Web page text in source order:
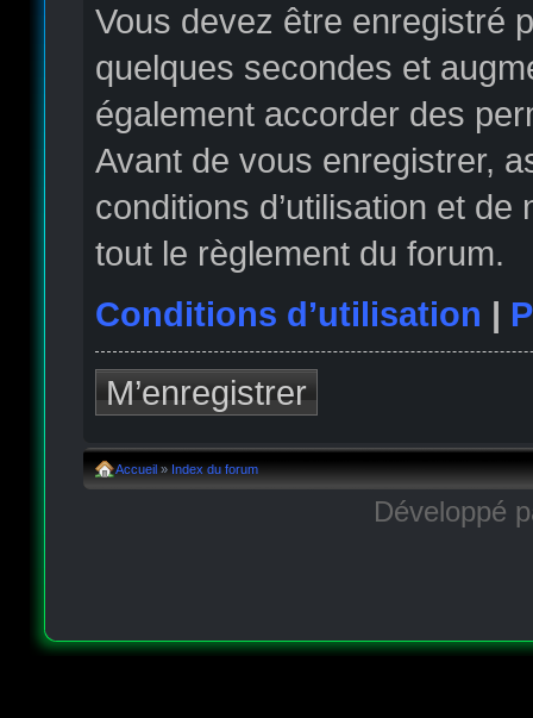
Vous devez être enregistré
quelques secondes et
également accorder des
Avant de vous enregistrer,
conditions d’utilisation et
tout le règlement du forum.
Conditions d’utilisation |
M’enregistrer
Accueil » Index du forum
Développé